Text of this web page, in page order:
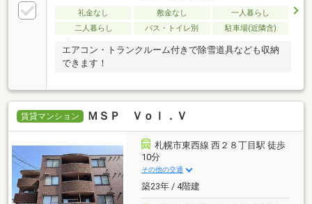
礼金なし 敷金なし
一人暮らし
二人暮らし
バス・トイレ別 駐車場(近隣含)
エアコン・トランクルーム付きで除雪道具なども収納
できます！
賃貸マンション ＭＳＰ Ｖｏｌ．Ｖ
札幌市東西線 西２８丁目駅 徒歩
10分
その他の交通
築23年 / 4階建